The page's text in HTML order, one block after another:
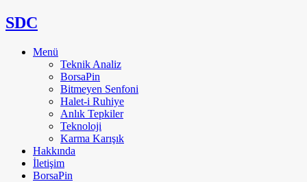
SDC
Menü
Teknik Analiz
BorsaPin
Bitmeyen Senfoni
Halet-i Ruhiye
Anlık Tepkiler
Teknoloji
Karma Karışık
Hakkında
İletişim
BorsaPin